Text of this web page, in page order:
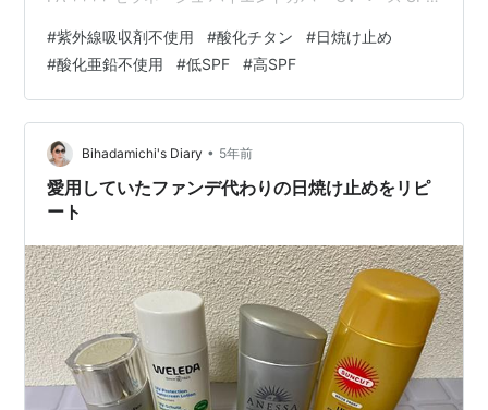
プベース SPF47 PA＋＋＋ 焼けにくさ 紫外線吸収剤と
は？ 白浮しにくくUV効果が高いですが、 敏感肌の方の
中には、肌に合わない事があります。 酸化亜鉛とは？ 紫
外線散乱剤の一種で、安全性やUVカット効果が高い為 日
焼け止めや化粧下地によく入っていま…
#紫外線吸収剤不使用 #酸化チタン #日焼け止め
#酸化亜鉛不使用 #低SPF #高SPF
Bihadamichi's Diary • 5年前
愛用していたファンデ代わりの日焼け止めをリピ
ート